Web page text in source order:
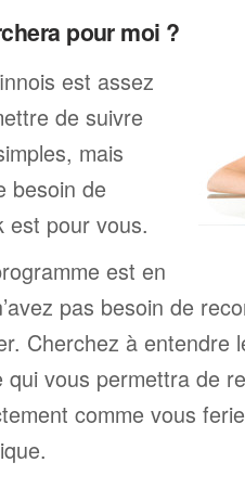
pour moi ?
est assez
de suivre
mais
besoin de
est pour vous.
est en
pas besoin de
Cherchez à entendre
vous permettra de
comme vous